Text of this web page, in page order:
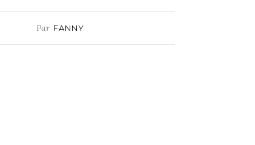
Par FANNY